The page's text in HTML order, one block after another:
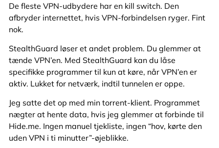
De fleste VPN-udbydere har en kill switch. Den
afbryder internettet, hvis VPN-forbindelsen ryger. Fint
nok.
StealthGuard løser et andet problem. Du glemmer at
tænde VPN’en. Med StealthGuard kan du låse
specifikke programmer til kun at køre, når VPN’en er
aktiv. Lukket for netværk, indtil tunnelen er oppe.
Jeg satte det op med min torrent-klient. Programmet
nægter at hente data, hvis jeg glemmer at forbinde til
Hide.me. Ingen manuel tjekliste, ingen “hov, kørte den
uden VPN i ti minutter”-øjeblikke.